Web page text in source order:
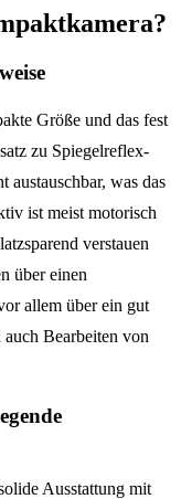
Größe und das fest
zu Spiegelreflex-
austauschbar, was das
ist meist motorisch
verstauen
über einen
allem über ein gut
auch Bearbeiten von
Ausstattung mit